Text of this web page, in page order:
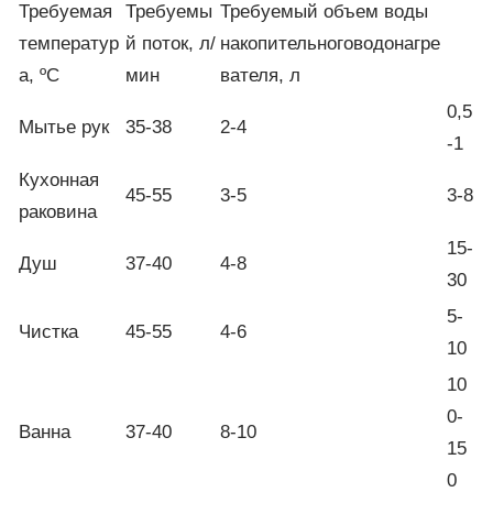
Требуемая
температур
а, ºС
Требуемы
й поток, л/
мин
Требуемый объем воды
накопительноговодонагре
вателя, л
Мытье рук 35-38 2-4
0,5
-1
Кухонная
раковина
45-55 3-5 3-8
Душ 37-40 4-8
15-
30
Чистка 45-55 4-6
5-
10
Ванна 37-40 8-10
10
0-
15
0